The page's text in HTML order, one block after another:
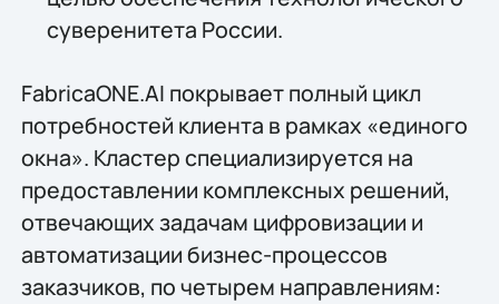
суверенитета России.
FabricaONE.AI покрывает полный цикл
потребностей клиента в рамках «единого
окна». Кластер специализируется на
предоставлении комплексных решений,
отвечающих задачам цифровизации и
автоматизации бизнес-процессов
заказчиков, по четырем направлениям: